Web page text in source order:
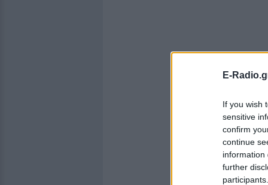
E-
If you wish
sensitive
confirm
continue
information
further